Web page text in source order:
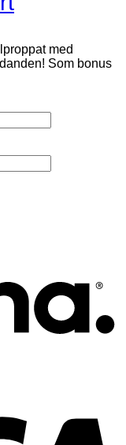
med
Som bonus